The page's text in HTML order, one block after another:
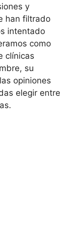
y
han filtrado
intentado
como
clínicas
su
opiniones
elegir entre